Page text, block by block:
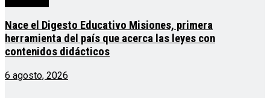
Nace el Digesto Educativo Misiones, primera
herramienta del país que acerca las leyes con
contenidos didácticos
6 agosto, 2026